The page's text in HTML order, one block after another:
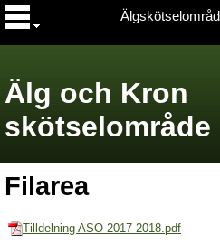
Älg och Kron
skötselområde
Filarea
Tilldelning ASO 2017-2018.pdf